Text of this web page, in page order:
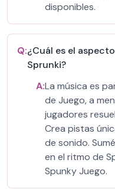
disponibles.
Q:¿Cuál es el
Sprunki?
A:La música es
de Juego, a
jugadores
Crea pistas
de sonido.
en el ritmo de
Spunky Juego.